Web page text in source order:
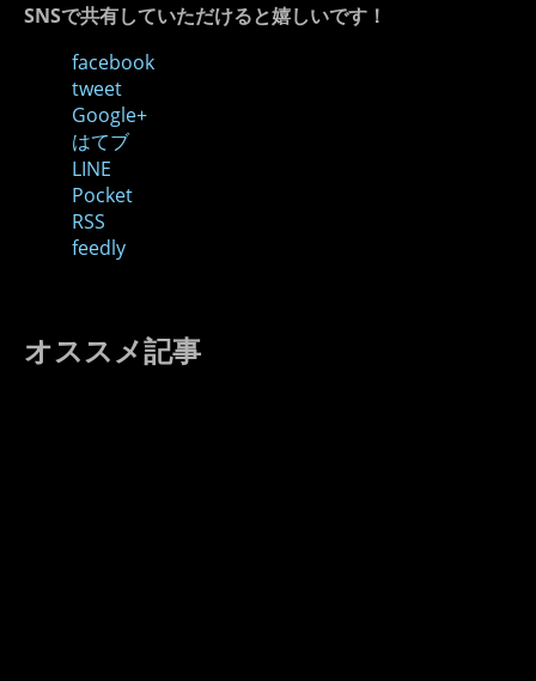
SNSで共有していただけると嬉しいです！
facebook
tweet
Google+
はてブ
LINE
Pocket
RSS
feedly
オススメ記事